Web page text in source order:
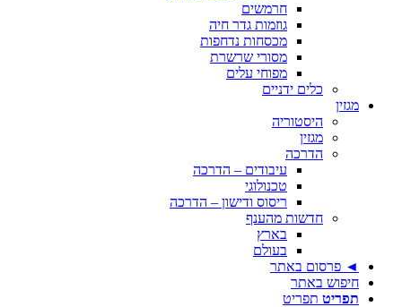
חרמשים
גוזמות גדר חיה
מכסחות נדחפות
מסורי שרשרת
מפוחי עלים
כלים ידניים
מגזין
היסטוריה
מגזין
הדרכה
עיבודים – הדרכה
טכנולוגי
ריסוס ודישון – הדרכה
חדשות מהענף
בארץ
בעולם
◄ פרסום באתר
חיפוש באתר
תפריט תפריט